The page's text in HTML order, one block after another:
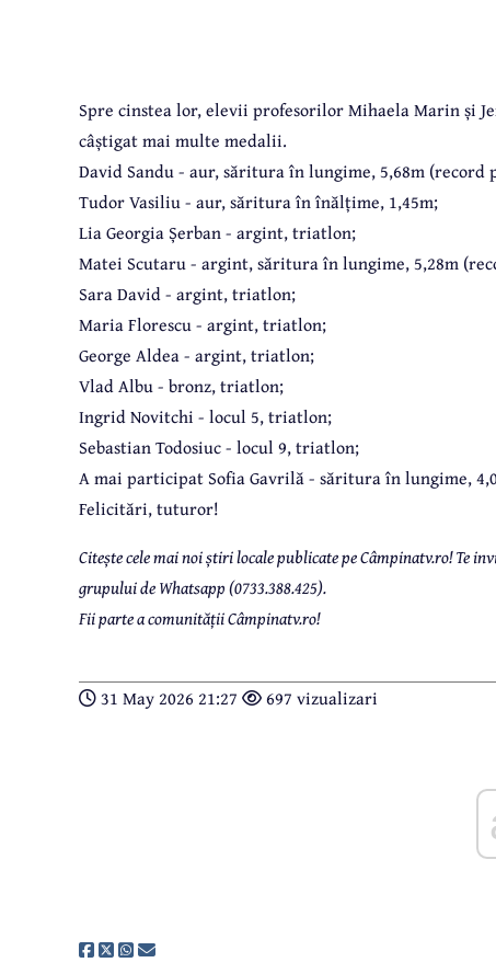
Spre cinstea lor, elevii profesorilor Mihaela Marin și
câștigat mai multe medalii.
David Sandu - aur, săritura în lungime, 5,68m (record
Tudor Vasiliu - aur, săritura în înălțime, 1,45m;
Lia Georgia Șerban - argint, triatlon;
Matei Scutaru - argint, săritura în lungime, 5,28m
Sara David - argint, triatlon;
Maria Florescu - argint, triatlon;
George Aldea - argint, triatlon;
Vlad Albu - bronz, triatlon;
Ingrid Novitchi - locul 5, triatlon;
Sebastian Todosiuc - locul 9, triatlon;
A mai participat Sofia Gavrilă - săritura în lungime,
Felicitări, tuturor!
Citește cele mai noi știri locale publicate pe Câmpinatv.ro! Te
grupului de Whatsapp (0733.388.425).
Fii parte a comunității Câmpinatv.ro!
31 May 2026 21:27 697 vizualizari